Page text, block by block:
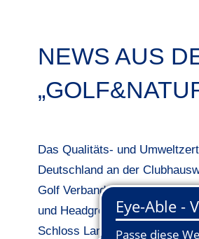
NEWS AUS
Das Qualitäts- und
Deutschland an der
Golf Verband verliehen. Am
und Headgreenkeeper Moritz
Schloss Langenstein von Dr.